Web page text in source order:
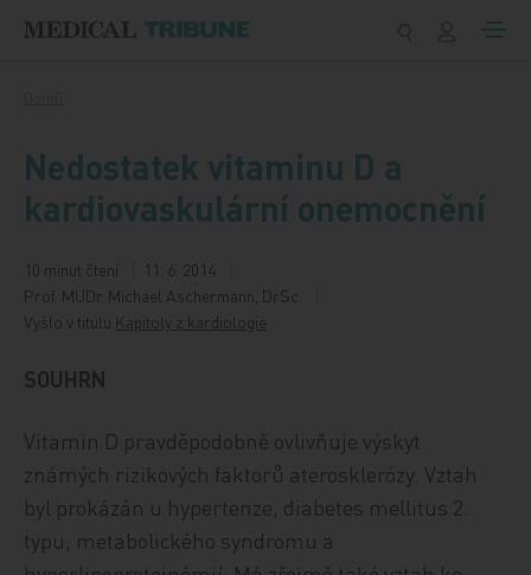
Nedostatek vitaminu D a
kardiovaskulární onemocnění
10 minut čtení
11. 6. 2014
Prof. MUDr. Michael Aschermann, DrSc.
Vyšlo v titulu Kapitoly z kardiologie
SOUHRN
Vitamin D pravděpodobně ovlivňuje výskyt
známých rizikových faktorů aterosklerózy. Vztah
byl prokázán u hypertenze, diabetes mellitus 2.
typu, metabolického syndromu a